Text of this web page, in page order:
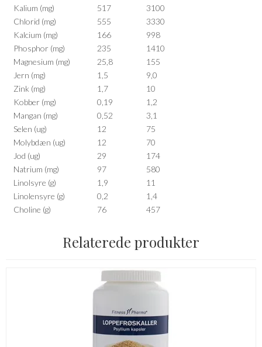
Kalium (mg)
517
3100
Chlorid (mg)
555
3330
Kalcium (mg)
166
998
Phosphor (mg)
235
1410
Magnesium (mg)
25,8
155
Jern (mg)
1,5
9,0
Zink (mg)
1,7
10
Kobber (mg)
0,19
1,2
Mangan (mg)
0,52
3,1
Selen (ug)
12
75
Molybdæn (ug)
12
70
Jod (ug)
29
174
Natrium (mg)
97
580
Linolsyre (g)
1,9
11
Linolensyre (g)
0,2
1,4
Choline (g)
76 457
Relaterede produkter